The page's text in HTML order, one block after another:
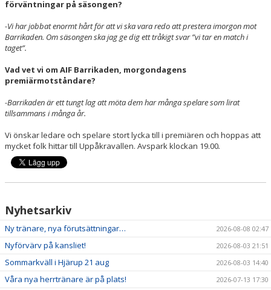
SPELARTRUPPEN
PARTNERS
förväntningar på säsongen?
-Vi har jobbat enormt hårt för att vi ska vara redo att prestera imorgon mot
Barrikaden. Om säsongen ska jag ge dig ett tråkigt svar ”vi tar en match i
taget”.
Vad vet vi om AIF Barrikaden, morgondagens
premiärmotståndare?
-Barrikaden är ett tungt lag att möta dem har många spelare som lirat
tillsammans i många år.
Vi önskar ledare och spelare stort lycka till i premiären och hoppas att
mycket folk hittar till Uppåkravallen. Avspark klockan 19.00.
Nyhetsarkiv
Ny tränare, nya förutsättningar… 2026-08-08 02:47
Nyförvärv på kansliet! 2026-08-03 21:51
Sommarkväll i Hjärup 21 aug 2026-08-03 14:40
Våra nya herrtränare är på plats! 2026-07-13 17:30